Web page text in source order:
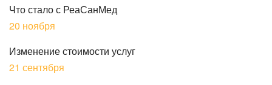
Что стало с РеаСанМед
20 ноября
Изменение стоимости услуг
21 сентября